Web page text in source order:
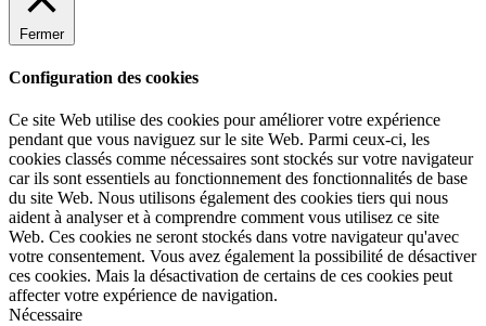
Fermer
Configuration des cookies
Ce site Web utilise des cookies pour améliorer votre expérience
pendant que vous naviguez sur le site Web. Parmi ceux-ci, les
cookies classés comme nécessaires sont stockés sur votre navigateur
car ils sont essentiels au fonctionnement des fonctionnalités de base
du site Web. Nous utilisons également des cookies tiers qui nous
aident à analyser et à comprendre comment vous utilisez ce site
Web. Ces cookies ne seront stockés dans votre navigateur qu'avec
votre consentement. Vous avez également la possibilité de désactiver
ces cookies. Mais la désactivation de certains de ces cookies peut
affecter votre expérience de navigation.
Nécessaire